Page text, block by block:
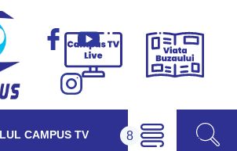
Campus
Viața
CAMPUS TV